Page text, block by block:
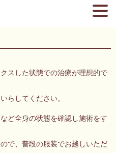
スした状態での治療が理想的で
らしてください。
ど全身の状態を確認し施術をす
で、普段の服装でお越しいただ